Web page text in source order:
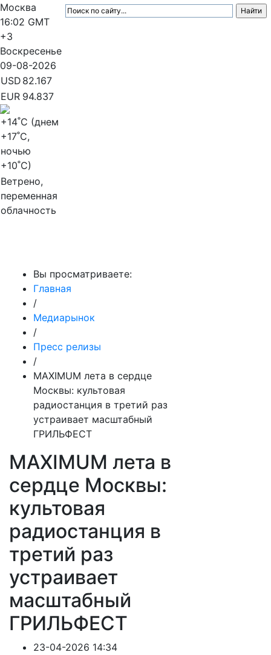
Москва
16:02 GMT
+3
Воскресенье
09-08-2026
USD 82.167
EUR 94.837
+14˚C (днем
+17˚C,
ночью
+10˚C)
Ветрено,
переменная
облачность
Вы просматриваете:
Главная
/
Медиарынок
/
Пресс релизы
/
MAXIMUM лета в сердце
Москвы: культовая
радиостанция в третий раз
устраивает масштабный
ГРИЛЬФЕСТ
MAXIMUM лета в
сердце Москвы:
культовая
радиостанция в
третий раз
устраивает
масштабный
ГРИЛЬФЕСТ
23-04-2026 14:34